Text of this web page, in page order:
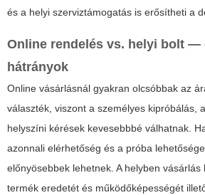
és a helyi szerviztámogatás is erősítheti a
Online rendelés vs. helyi bolt —
hátrányok
Online vásárlásnál gyakran olcsóbbak az
választék, viszont a személyes kipróbálás,
helyszíni kérések kevesebbbé válhatnak.
azonnali elérhetőség és a próba
előnyösebbek lehetnek. A helyben vásárlás
termék eredetét és működőképességét